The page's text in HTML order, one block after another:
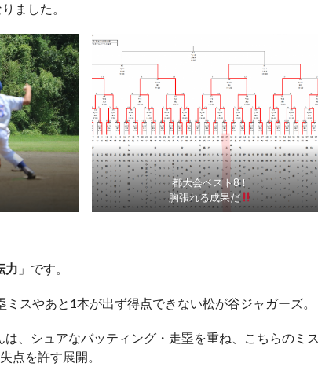
ました。
都大会ベスト8！
胸張れる成果だ
力 」です。
スやあと1本が出ず得点できない松が谷ジャガーズ。
、シュアなバッティング・走塁を重ね、こちらのミス
点を許す展開。